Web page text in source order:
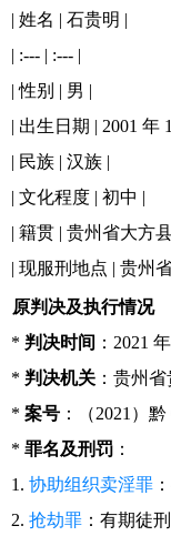
| 姓名 | 石贵明 |
| :--- | :--- |
| 性别 | 男 |
| 出生日期 | 2001 年
| 民族 | 汉族 |
| 文化程度 | 初中 |
| 籍贯 | 贵州省大方
| 现服刑地点 | 贵州
原判决及执行情况
* 判决时间 ：2021
* 判决机关 ：贵州
* 案号 ：（2021）
* 罪名及刑罚 ：
1. 协助组织卖淫罪
2. 抢劫罪 ：有期徒